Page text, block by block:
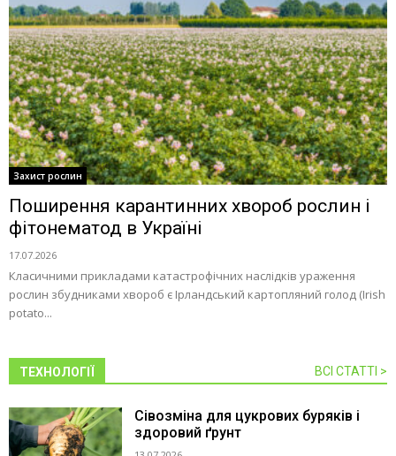
Захист рослин
Поширення карантинних хвороб рослин і
фітонематод в Україні
17.07.2026
Класичними прикладами катастрофічних наслідків ураження
рослин збудниками хвороб є Ірландський картопляний голод (Irish
potato...
ТЕХНОЛОГІЇ ВСІ СТАТТІ >
Сівозміна для цукрових буряків і
здоровий ґрунт